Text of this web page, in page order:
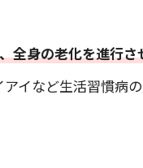
全身の老化を進行
イなど生活習慣病